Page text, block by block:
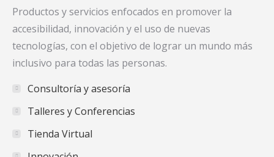
windowwindowwindow
Productos y servicios enfocados en promover la
accesibilidad, innovación y el uso de nuevas
tecnologías, con el objetivo de lograr un mundo más
inclusivo para todas las personas.
Consultoría y asesoría
Talleres y Conferencias
Tienda Virtual